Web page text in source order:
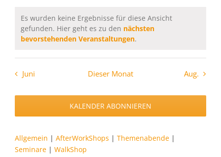
Hinweis
Es wurden keine Ergebnisse für diese Ansicht
gefunden. Hier geht es zu den nächsten
bevorstehenden Veranstaltungen.
Juni Dieser Monat Aug.
KALENDER ABONNIEREN
Allgemein | AfterWorkShops | Themenabende |
Seminare | WalkShop